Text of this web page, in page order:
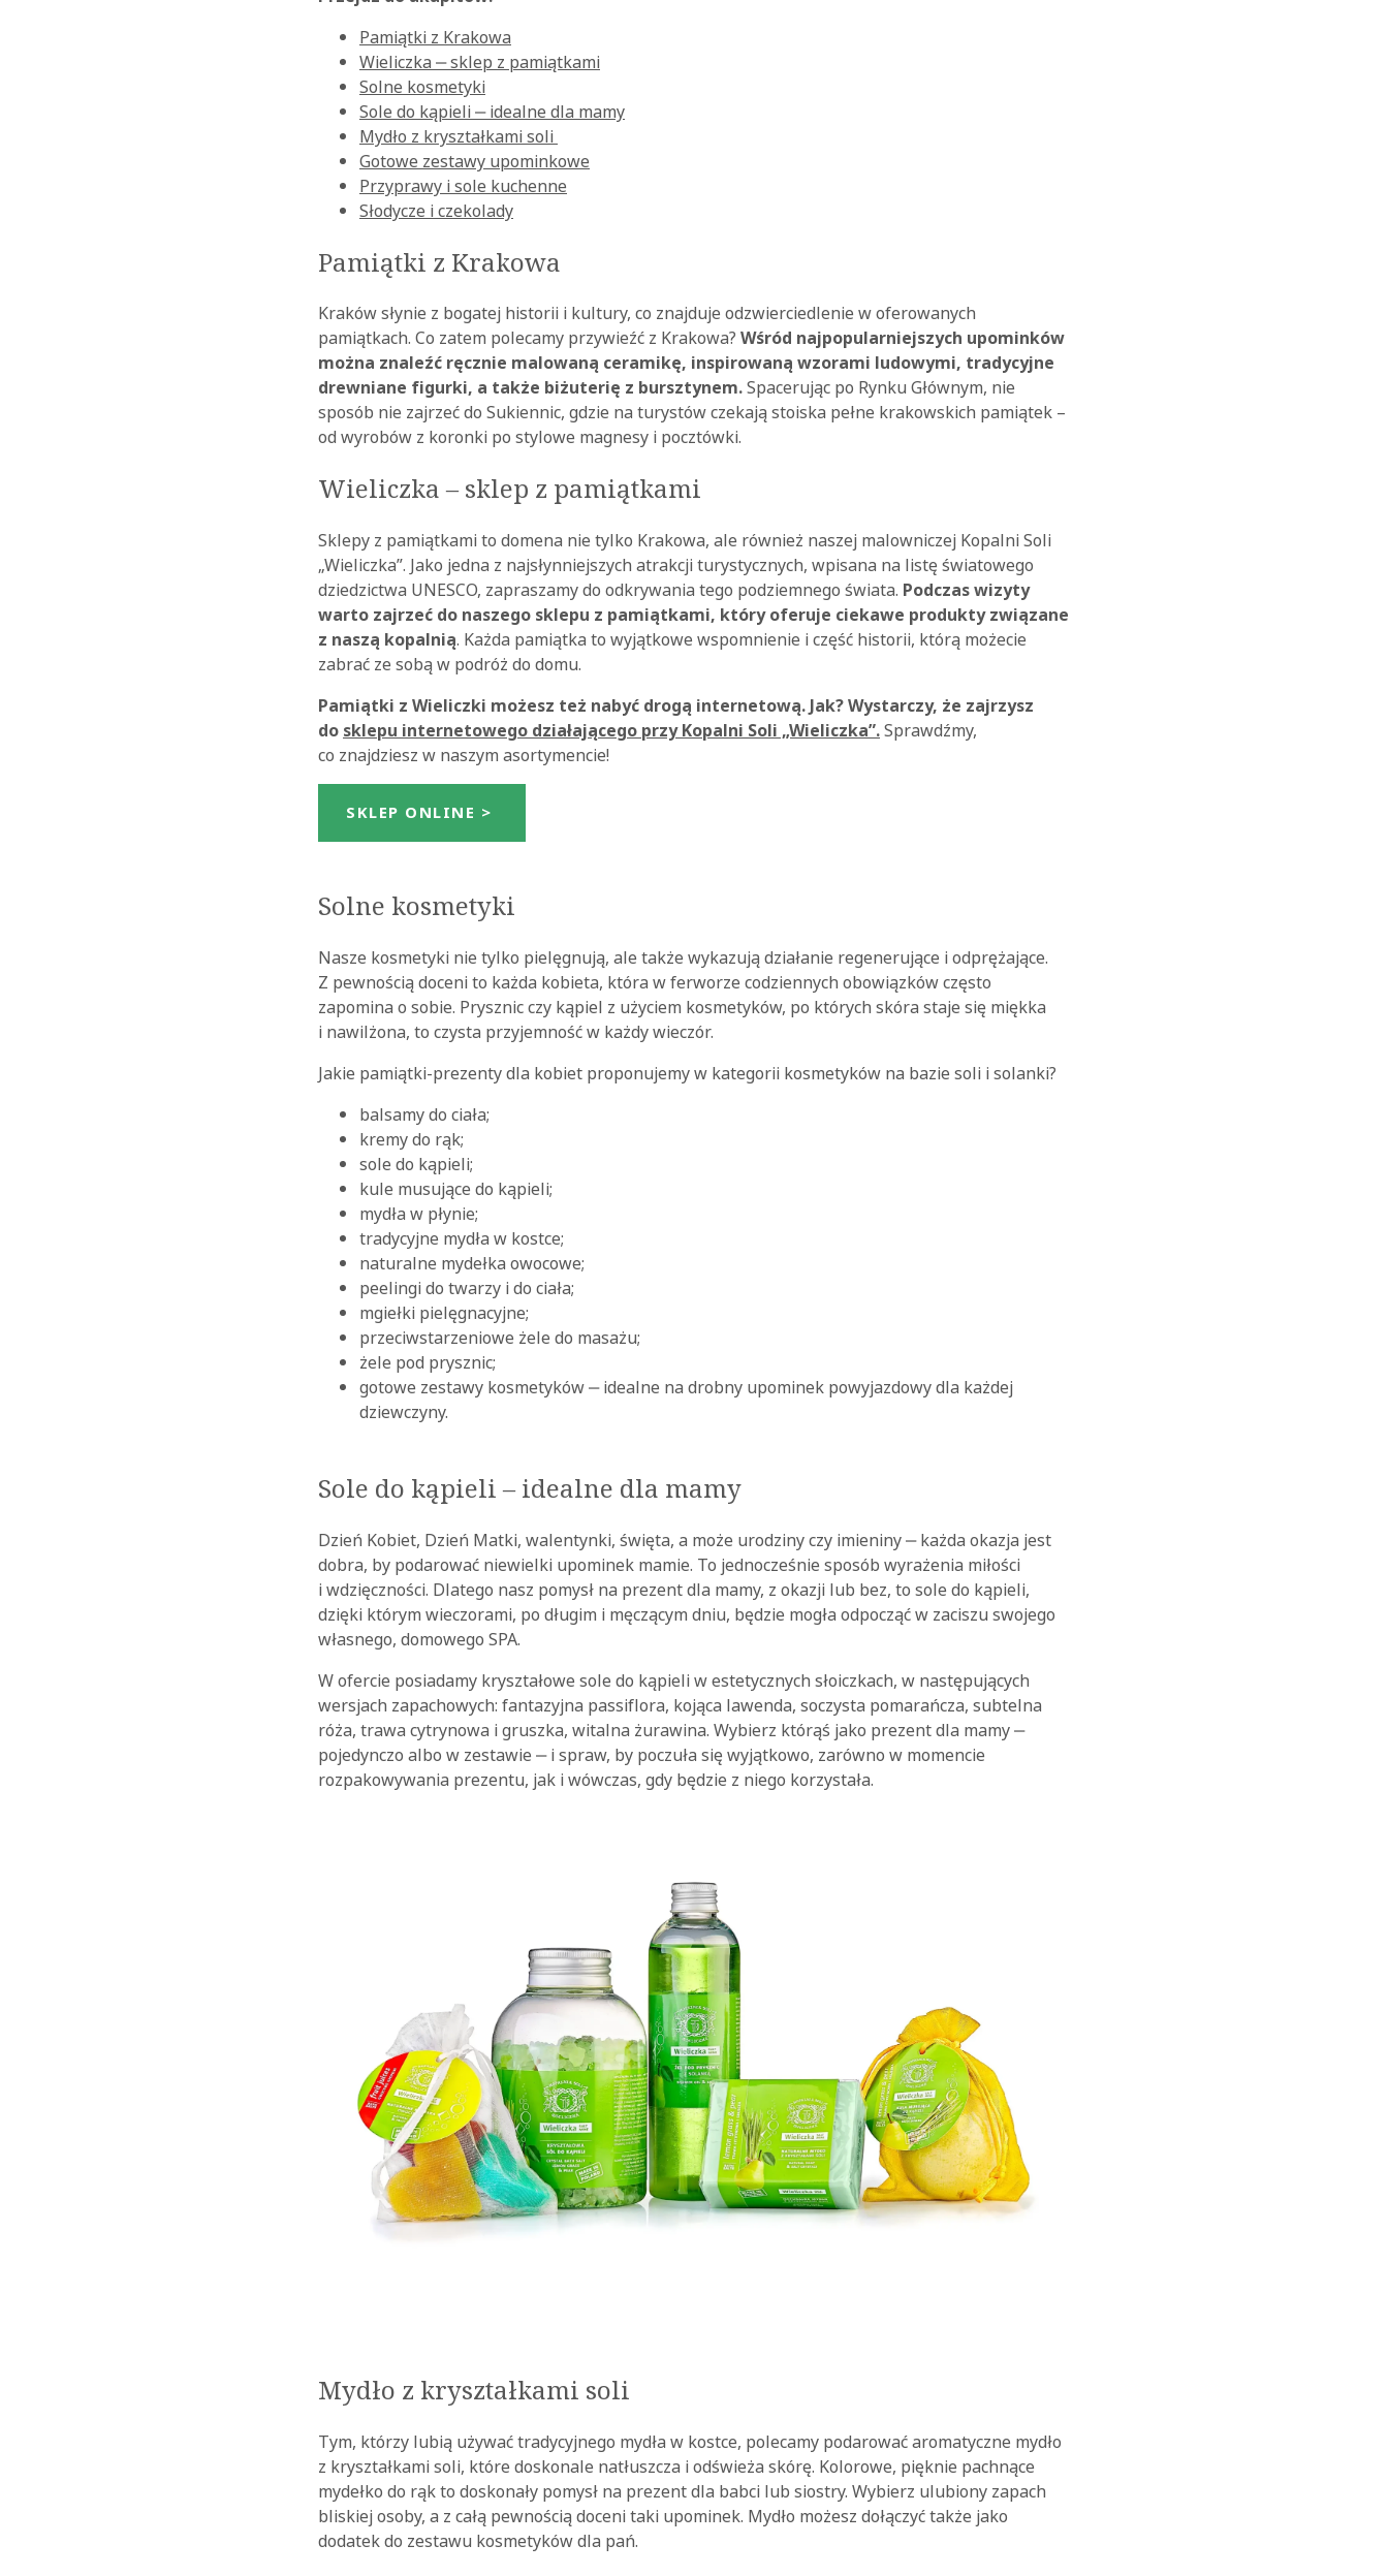
Pamiątki z Krakowa
Wieliczka ‒ sklep z pamiątkami
Solne kosmetyki
Sole do kąpieli ‒ idealne dla mamy
Mydło z kryształkami soli
Gotowe zestawy upominkowe
Przyprawy i sole kuchenne
Słodycze i czekolady
Pamiątki z Krakowa
Kraków słynie z bogatej historii i kultury, co znajduje odzwierciedlenie w oferowanych
pamiątkach. Co zatem polecamy przywieźć z Krakowa? Wśród najpopularniejszych upominków
można znaleźć ręcznie malowaną ceramikę, inspirowaną wzorami ludowymi, tradycyjne
drewniane figurki, a także biżuterię z bursztynem.Spacerując po Rynku Głównym, nie
sposób nie zajrzeć do Sukiennic, gdzie na turystów czekają stoiska pełne krakowskich pamiątek –
od wyrobów z koronki po stylowe magnesy i pocztówki.
Wieliczka ‒ sklep z pamiątkami
Sklepy z pamiątkami to domena nie tylko Krakowa, ale również naszej malowniczej Kopalni Soli
„Wieliczka”. Jako jedna z najsłynniejszych atrakcji turystycznych, wpisana na listę światowego
dziedzictwa UNESCO, zapraszamy do odkrywania tego podziemnego świata. Podczas wizyty
warto zajrzeć do naszego sklepu z pamiątkami, który oferuje ciekawe produkty związane
z naszą kopalnią. Każda pamiątka to wyjątkowe wspomnienie i część historii, którą możecie
zabrać ze sobą w podróż do domu.
Pamiątki z Wieliczki możesz też nabyć drogą internetową. Jak? Wystarczy, że zajrzysz
do sklepu internetowego działającego przy Kopalni Soli „Wieliczka”.Sprawdźmy,
co znajdziesz w naszym asortymencie!
SKLEP ONLINE >
Solne kosmetyki
Nasze kosmetyki nie tylko pielęgnują, ale także wykazują działanie regenerujące i odprężające.
Z pewnością doceni to każda kobieta, która w ferworze codziennych obowiązków często
zapomina o sobie. Prysznic czy kąpiel z użyciem kosmetyków, po których skóra staje się miękka
i nawilżona, to czysta przyjemność w każdy wieczór.
Jakie pamiątki-prezenty dla kobiet proponujemy w kategorii kosmetyków na bazie soli i solanki?
balsamy do ciała;
kremy do rąk;
sole do kąpieli;
kule musujące do kąpieli;
mydła w płynie;
tradycyjne mydła w kostce;
naturalne mydełka owocowe;
peelingi do twarzy i do ciała;
mgiełki pielęgnacyjne;
przeciwstarzeniowe żele do masażu;
żele pod prysznic;
gotowe zestawy kosmetyków ‒ idealne na drobny upominek powyjazdowy dla każdej
dziewczyny.
Sole do kąpieli ‒ idealne dla mamy
Dzień Kobiet, Dzień Matki, walentynki, święta, a może urodziny czy imieniny ‒ każda okazja jest
dobra, by podarować niewielki upominek mamie. To jednocześnie sposób wyrażenia miłości
i wdzięczności. Dlatego nasz pomysł na prezent dla mamy, z okazji lub bez, to sole do kąpieli,
dzięki którym wieczorami, po długim i męczącym dniu, będzie mogła odpocząć w zaciszu swojego
własnego, domowego SPA.
W ofercie posiadamy kryształowe sole do kąpieli w estetycznych słoiczkach, w następujących
wersjach zapachowych: fantazyjna passiflora, kojąca lawenda, soczysta pomarańcza, subtelna
róża, trawa cytrynowa i gruszka, witalna żurawina. Wybierz którąś jako prezent dla mamy ‒
pojedynczo albo w zestawie ‒ i spraw, by poczuła się wyjątkowo, zarówno w momencie
rozpakowywania prezentu, jak i wówczas, gdy będzie z niego korzystała.
Mydło z kryształkami soli
Tym, którzy lubią używać tradycyjnego mydła w kostce, polecamy podarować aromatyczne mydło
z kryształkami soli, które doskonale natłuszcza i odświeża skórę. Kolorowe, pięknie pachnące
mydełko do rąk to doskonały pomysł na prezent dla babci lub siostry. Wybierz ulubiony zapach
bliskiej osoby, a z całą pewnością doceni taki upominek. Mydło możesz dołączyć także jako
dodatek do zestawu kosmetyków dla pań.
OK